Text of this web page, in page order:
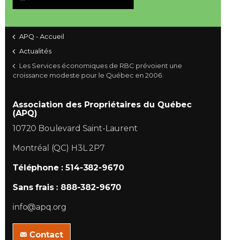
APQ - Accueil
Actualités
Les Services économiques de RBC prévoient une
croissance modeste pour le Québec en 2006
Association des Propriétaires du Québec
(APQ)
10720 Boulevard Saint-Laurent
Montréal (QC) H3L 2P7
Téléphone : 514-382-9670
Sans frais : 888-382-9670
info@apq.org
Contact